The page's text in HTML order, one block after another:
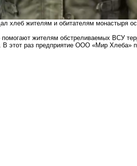
хлеб жителям и обитателям монастыря
жителям обстреливаемых ВСУ
этот раз предприятие ООО «Мир Хлеба»